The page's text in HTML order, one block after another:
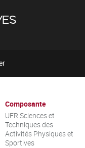
Composante
UFR Sciences et
Techniques des
Activités Physiques et
Sportives